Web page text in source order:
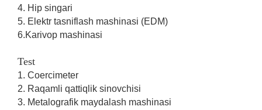
4. Hip singari
5. Elektr tasniflash mashinasi (EDM)
6.Karivop mashinasi
Test
1. Coercimeter
2. Raqamli qattiqlik sinovchisi
3. Metalografik maydalash mashinasi